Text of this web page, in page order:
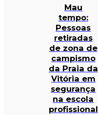
Mau
tempo:
Pessoas
retiradas
de zona de
campismo
da Praia da
Vitória em
segurança
na escola
profissional